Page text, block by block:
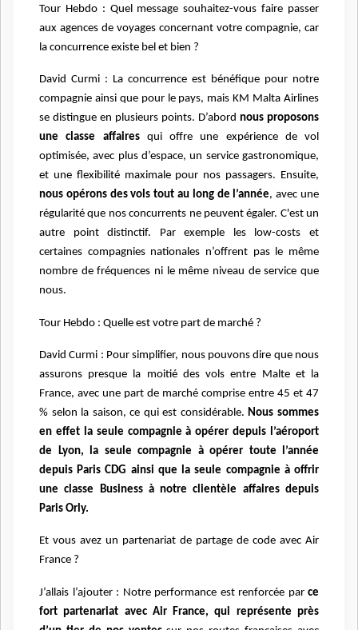
Tour Hebdo : Quel message souhaitez-vous faire passer
aux agences de voyages concernant votre compagnie, car
la concurrence existe bel et bien ?
David Curmi : La concurrence est bénéfique pour notre
compagnie ainsi que pour le pays, mais KM Malta Airlines
se distingue en plusieurs points. D’abord nous proposons
une classe affaires qui offre une expérience de vol
optimisée, avec plus d’espace, un service gastronomique,
et une flexibilité maximale pour nos passagers. Ensuite,
nous opérons des vols tout au long de l’année, avec une
régularité que nos concurrents ne peuvent égaler. C'est un
autre point distinctif. Par exemple les low-costs et
certaines compagnies nationales n’offrent pas le même
nombre de fréquences ni le même niveau de service que
nous.
Tour Hebdo : Quelle est votre part de marché ?
David Curmi : Pour simplifier, nous pouvons dire que nous
assurons presque la moitié des vols entre Malte et la
France, avec une part de marché comprise entre 45 et 47
% selon la saison, ce qui est considérable. Nous sommes
en effet la seule compagnie à opérer depuis l’aéroport
de Lyon, la seule compagnie à opérer toute l’année
depuis Paris CDG ainsi que la seule compagnie à offrir
une classe Business à notre clientèle affaires depuis
Paris Orly.
Et vous avez un partenariat de partage de code avec Air
France ?
J’allais l’ajouter : Notre performance est renforcée par ce
fort partenariat avec Air France, qui représente près